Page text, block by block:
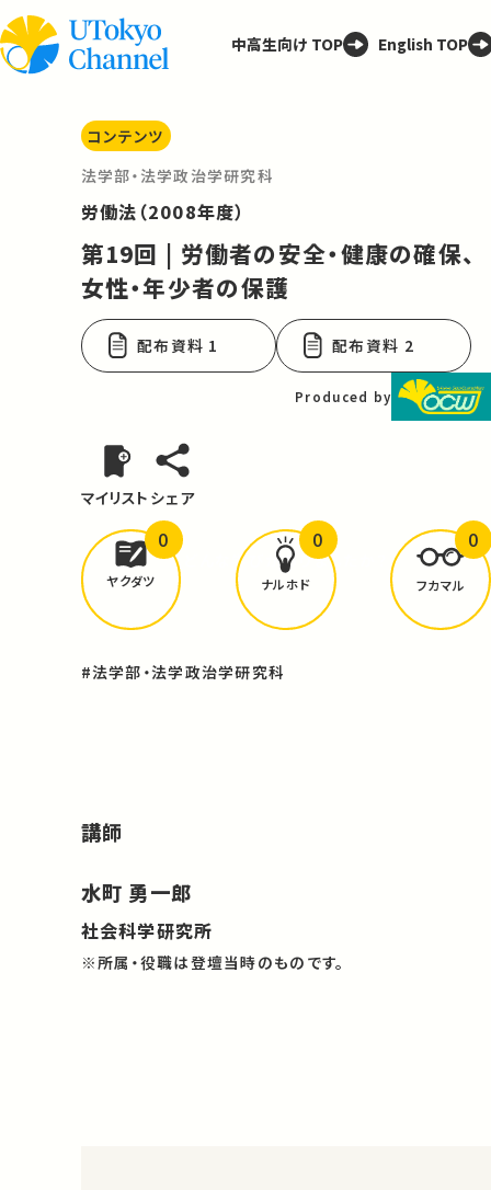
中高生向け TOP English TOP
コンテンツ
法学部・法学政治学研究科
労働法（2008年度）
第19回 | 労働者の安全・健康の確保、
女性・年少者の保護
配布資料 1 配布資料 2
Produced by
マイリスト シェア
どんな学びがありましたか？
ヤクダツ
0
ナルホド
0
フカマル
0
#法学部・法学政治学研究科
講師
水町 勇一郎
社会科学研究所
※所属・役職は登壇当時のものです。